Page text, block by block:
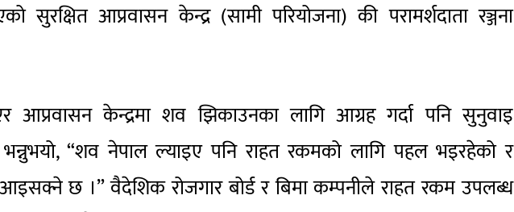
आप्रवासन केन्द्र (सामी परियोजना) की परामर्शदाता रञ्जना
आप्रवासन केन्द्रमा शव झिकाउनका लागि आग्रह गर्दा पनि सुनुवाइ
“शव नेपाल ल्याइए पनि राहत रकमको लागि पहल भइरहेको र
छ ।” वैदेशिक रोजगार बोर्ड र बिमा कम्पनीले राहत रकम उपलब्ध